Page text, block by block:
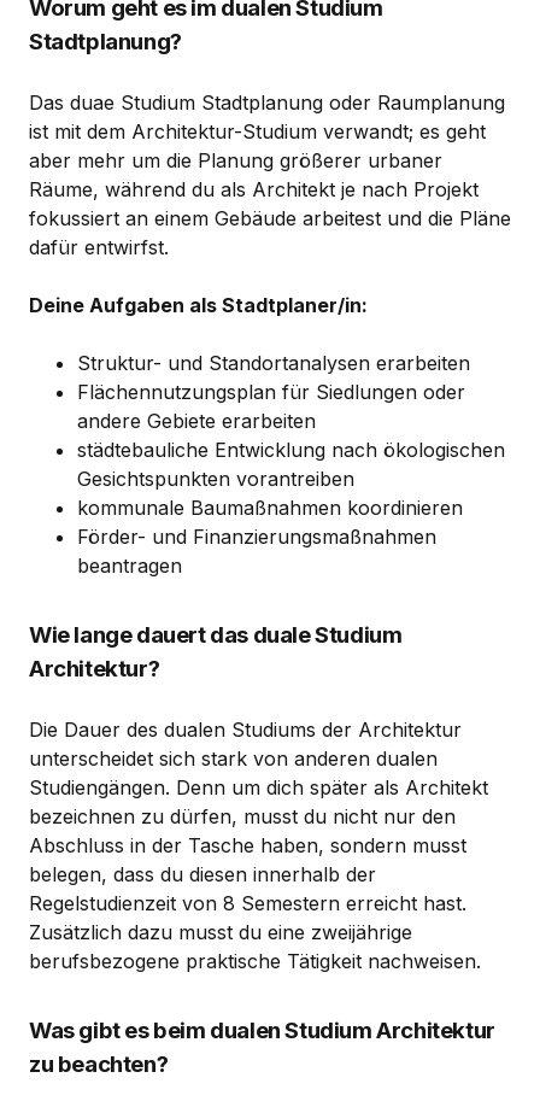
Worum geht es im dualen Studium
Stadtplanung?
Das duae Studium Stadtplanung oder Raumplanung
ist mit dem Architektur-Studium verwandt; es geht
aber mehr um die Planung größerer urbaner
Räume, während du als Architekt je nach Projekt
fokussiert an einem Gebäude arbeitest und die Pläne
dafür entwirfst.
Deine Aufgaben als Stadtplaner/in:
Struktur- und Standortanalysen erarbeiten
Flächennutzungsplan für Siedlungen oder
andere Gebiete erarbeiten
städtebauliche Entwicklung nach ökologischen
Gesichtspunkten vorantreiben
kommunale Baumaßnahmen koordinieren
Förder- und Finanzierungsmaßnahmen
beantragen
Wie lange dauert das duale Studium
Architektur?
Die Dauer des dualen Studiums der Architektur
unterscheidet sich stark von anderen dualen
Studiengängen. Denn um dich später als Architekt
bezeichnen zu dürfen, musst du nicht nur den
Abschluss in der Tasche haben, sondern musst
belegen, dass du diesen innerhalb der
Regelstudienzeit von 8 Semestern erreicht hast.
Zusätzlich dazu musst du eine zweijährige
berufsbezogene praktische Tätigkeit nachweisen.
Was gibt es beim dualen Studium Architektur
zu beachten?